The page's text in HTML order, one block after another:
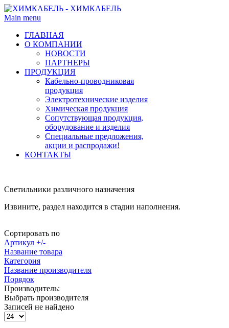
Main menu
ГЛАВНАЯ
О КОМПАНИИ
НОВОСТИ
ПАРТНЕРЫ
ПРОДУКЦИЯ
Кабельно-проводниковая
продукция
Электротехнические изделия
Химическая продукция
Сопутствующая продукция,
оборудование и изделия
Специальные предложения,
акции и распродажи!
КОНТАКТЫ
Светильники различного назначения
Извините, раздел находится в стадии наполнения.
Сортировать по
Артикул +/-
Название товара
Категория
Название производителя
Порядок
Производитель:
Выбрать производителя
Записей не найдено